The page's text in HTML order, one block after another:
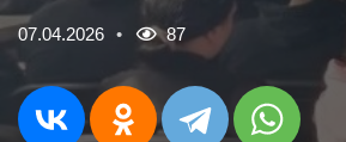
07.04.2026 87